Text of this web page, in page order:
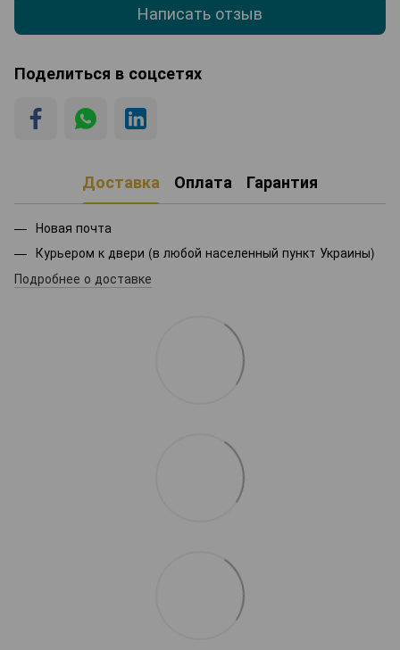
Написать отзыв
Поделиться в соцсетях
Доставка Оплата Гарантия
Новая почта
Курьером к двери (в любой населенный пункт Украины)
Подробнее о доставке